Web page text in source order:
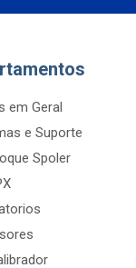
em Geral
e Suporte
Spoler